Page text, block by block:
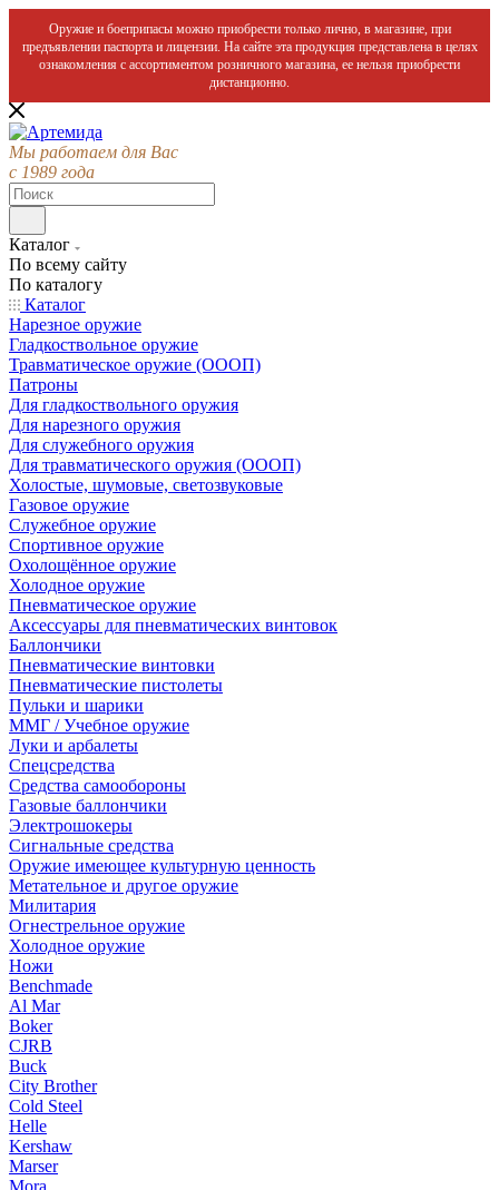
Оружие и боеприпасы можно приобрести только лично, в магазине, при
предъявлении паспорта и лицензии. На сайте эта продукция представлена в целях
ознакомления с ассортиментом розничного магазина, ее нельзя приобрести
дистанционно.
Мы работаем для Вас
с 1989 года
Каталог
По всему сайту
По каталогу
Каталог
Нарезное оружие
Гладкоствольное оружие
Травматическое оружие (ОООП)
Патроны
Для гладкоствольного оружия
Для нарезного оружия
Для служебного оружия
Для травматического оружия (ОООП)
Холостые, шумовые, светозвуковые
Газовое оружие
Служебное оружие
Спортивное оружие
Охолощённое оружие
Холодное оружие
Пневматическое оружие
Аксессуары для пневматических винтовок
Баллончики
Пневматические винтовки
Пневматические пистолеты
Пульки и шарики
ММГ / Учебное оружие
Луки и арбалеты
Спецсредства
Средства самообороны
Газовые баллончики
Электрошокеры
Сигнальные средства
Оружие имеющее культурную ценность
Метательное и другое оружие
Милитария
Огнестрельное оружие
Холодное оружие
Ножи
Benchmade
Al Mar
Boker
CJRB
Buck
City Brother
Cold Steel
Helle
Kershaw
Marser
Mora